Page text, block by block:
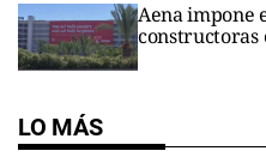
Aena impone
constructoras
LO MÁS